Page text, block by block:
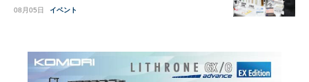
08月05日 イベント